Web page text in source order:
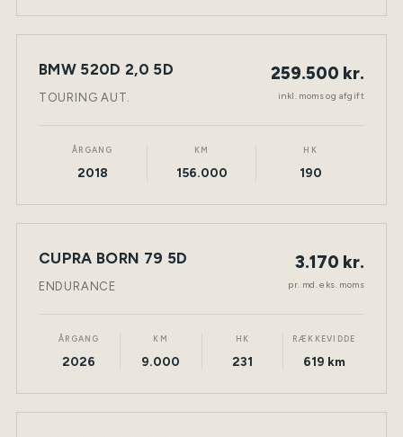
NY BIL DIESEL TØNDER
BMW 520D 2,0 5D
TOURING AUT.
259.500 kr.
inkl. moms og afgift
ÅRGANG
2018
KM
156.000
HK
190
LEASING NY BIL TØNDER
CUPRA BORN 79 5D
ENDURANCE
3.170 kr.
pr. md. eks. moms
ÅRGANG
2026
KM
9.000
HK
231
RÆKKEVIDDE
619 km